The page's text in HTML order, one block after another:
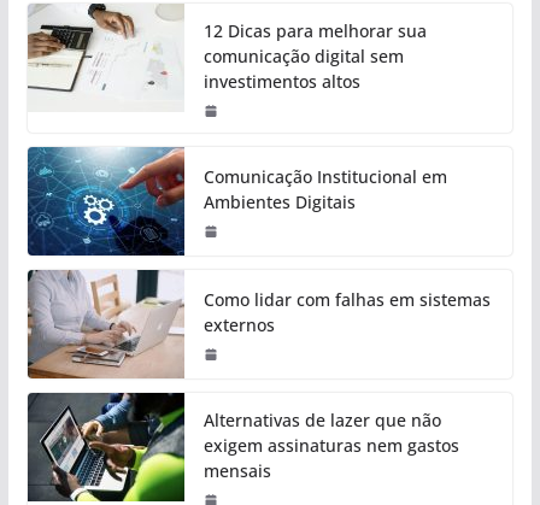
12 Dicas para melhorar sua
comunicação digital sem
investimentos altos
Comunicação Institucional em
Ambientes Digitais
Como lidar com falhas em sistemas
externos
Alternativas de lazer que não
exigem assinaturas nem gastos
mensais